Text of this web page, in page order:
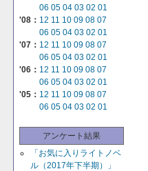
06 05 04 03 02 01
'08： 12 11 10 09 08 07
06 05 04 03 02 01
'07： 12 11 10 09 08 07
06 05 04 03 02 01
'06： 12 11 10 09 08 07
06 05 04 03 02 01
'05： 12 11 10 09 08 07
06 05 04 03 02 01
アンケート結果
「お気に入りライトノベ
ル（2017年下半期）」